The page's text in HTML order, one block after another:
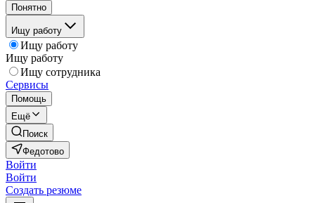
Понятно
Ищу работу
Ищу работу
Ищу работу
Ищу сотрудника
Сервисы
Помощь
Ещё
Поиск
Федотово
Войти
Войти
Создать резюме